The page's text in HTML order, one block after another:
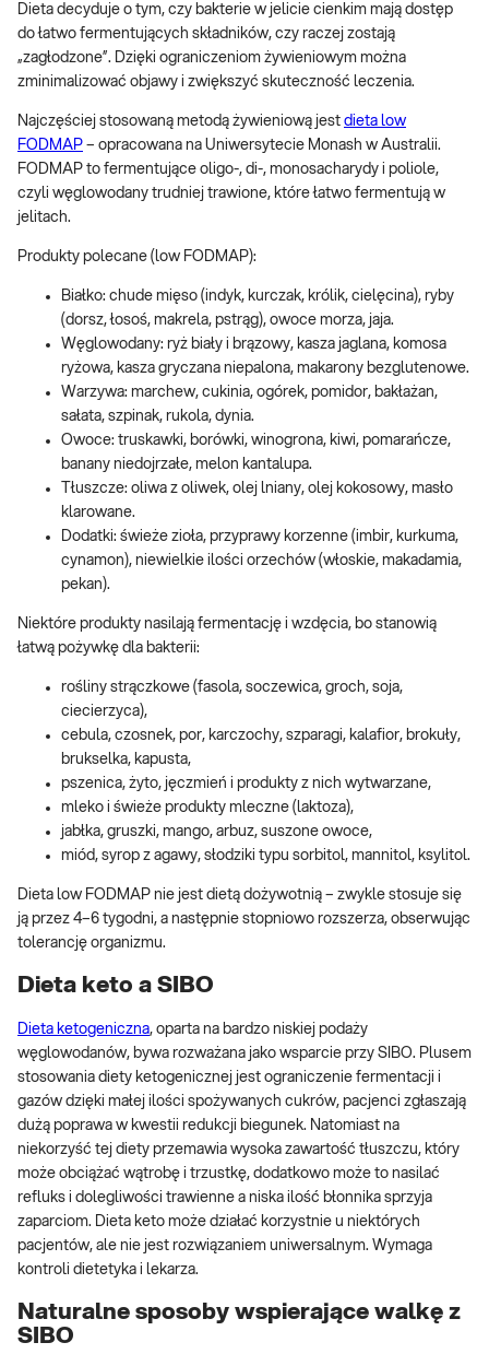
Dieta decyduje o tym, czy bakterie w jelicie cienkim mają dostęp
do łatwo fermentujących składników, czy raczej zostają
„zagłodzone”. Dzięki ograniczeniom żywieniowym można
zminimalizować objawy i zwiększyć skuteczność leczenia.
Najczęściej stosowaną metodą żywieniową jest dieta low
FODMAP – opracowana na Uniwersytecie Monash w Australii.
FODMAP to fermentujące oligo-, di-, monosacharydy i poliole,
czyli węglowodany trudniej trawione, które łatwo fermentują w
jelitach.
Produkty polecane (low FODMAP):
Białko: chude mięso (indyk, kurczak, królik, cielęcina), ryby
(dorsz, łosoś, makrela, pstrąg), owoce morza, jaja.
Węglowodany: ryż biały i brązowy, kasza jaglana, komosa
ryżowa, kasza gryczana niepalona, makarony bezglutenowe.
Warzywa: marchew, cukinia, ogórek, pomidor, bakłażan,
sałata, szpinak, rukola, dynia.
Owoce: truskawki, borówki, winogrona, kiwi, pomarańcze,
banany niedojrzałe, melon kantalupa.
Tłuszcze: oliwa z oliwek, olej lniany, olej kokosowy, masło
klarowane.
Dodatki: świeże zioła, przyprawy korzenne (imbir, kurkuma,
cynamon), niewielkie ilości orzechów (włoskie, makadamia,
pekan).
Niektóre produkty nasilają fermentację i wzdęcia, bo stanowią
łatwą pożywkę dla bakterii:
rośliny strączkowe (fasola, soczewica, groch, soja,
ciecierzyca),
cebula, czosnek, por, karczochy, szparagi, kalafior, brokuły,
brukselka, kapusta,
pszenica, żyto, jęczmień i produkty z nich wytwarzane,
mleko i świeże produkty mleczne (laktoza),
jabłka, gruszki, mango, arbuz, suszone owoce,
miód, syrop z agawy, słodziki typu sorbitol, mannitol, ksylitol.
Dieta low FODMAP nie jest dietą dożywotnią – zwykle stosuje się
ją przez 4–6 tygodni, a następnie stopniowo rozszerza, obserwując
tolerancję organizmu.
Dieta keto a SIBO
Dieta ketogeniczna, oparta na bardzo niskiej podaży
węglowodanów, bywa rozważana jako wsparcie przy SIBO. Plusem
stosowania diety ketogenicznej jest ograniczenie fermentacji i
gazów dzięki małej ilości spożywanych cukrów, pacjenci zgłaszają
dużą poprawa w kwestii redukcji biegunek. Natomiast na
niekorzyść tej diety przemawia wysoka zawartość tłuszczu, który
może obciążać wątrobę i trzustkę, dodatkowo może to nasilać
refluks i dolegliwości trawienne a niska ilość błonnika sprzyja
zaparciom. Dieta keto może działać korzystnie u niektórych
pacjentów, ale nie jest rozwiązaniem uniwersalnym. Wymaga
kontroli dietetyka i lekarza.
Naturalne sposoby wspierające walkę z
SIBO